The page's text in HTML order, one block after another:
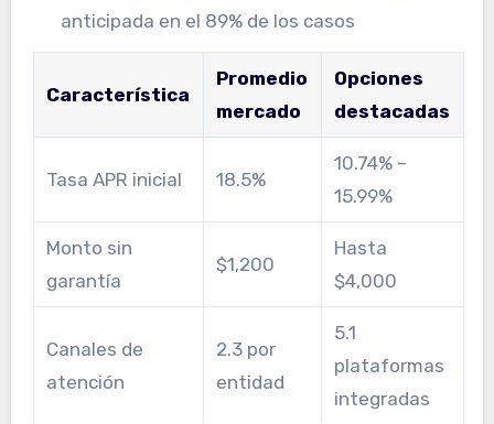
anticipada en el 89% de los casos
Característica
Promedio
mercado
Opciones
destacadas
Tasa APR inicial 18.5%
10.74% –
15.99%
Monto sin
garantía
$1,200
Hasta
$4,000
Canales de
atención
2.3 por
entidad
5.1
plataformas
integradas